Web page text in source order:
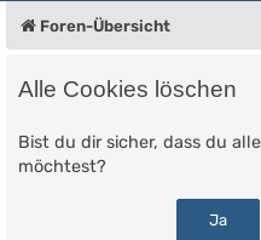
Foren-Übersicht
Alle Cookies löschen
Bist du dir sicher, dass du
möchtest?